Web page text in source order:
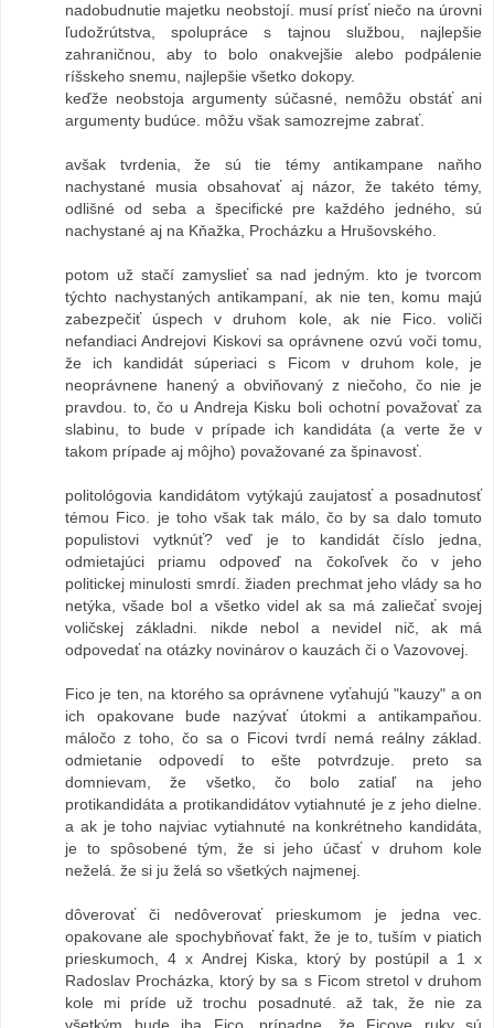
nadobudnutie majetku neobstojí. musí prísť niečo na úrovni
ľudožrútstva, spolupráce s tajnou službou, najlepšie
zahraničnou, aby to bolo onakvejšie alebo podpálenie
ríšskeho snemu, najlepšie všetko dokopy.
keďže neobstoja argumenty súčasné, nemôžu obstáť ani
argumenty budúce. môžu však samozrejme zabrať.
avšak tvrdenia, že sú tie témy antikampane naňho
nachystané musia obsahovať aj názor, že takéto témy,
odlišné od seba a špecifické pre každého jedného, sú
nachystané aj na Kňažka, Procházku a Hrušovského.
potom už stačí zamyslieť sa nad jedným. kto je tvorcom
týchto nachystaných antikampaní, ak nie ten, komu majú
zabezpečiť úspech v druhom kole, ak nie Fico. voliči
nefandiaci Andrejovi Kiskovi sa oprávnene ozvú voči tomu,
že ich kandidát súperiaci s Ficom v druhom kole, je
neoprávnene hanený a obviňovaný z niečoho, čo nie je
pravdou. to, čo u Andreja Kisku boli ochotní považovať za
slabinu, to bude v prípade ich kandidáta (a verte že v
takom prípade aj môjho) považované za špinavosť.
politológovia kandidátom vytýkajú zaujatosť a posadnutosť
témou Fico. je toho však tak málo, čo by sa dalo tomuto
populistovi vytknúť? veď je to kandidát číslo jedna,
odmietajúci priamu odpoveď na čokoľvek čo v jeho
politickej minulosti smrdí. žiaden prechmat jeho vlády sa ho
netýka, všade bol a všetko videl ak sa má zaliečať svojej
voličskej základni. nikde nebol a nevidel nič, ak má
odpovedať na otázky novinárov o kauzách či o Vazovovej.
Fico je ten, na ktorého sa oprávnene vyťahujú "kauzy" a on
ich opakovane bude nazývať útokmi a antikampaňou.
máločo z toho, čo sa o Ficovi tvrdí nemá reálny základ.
odmietanie odpovedí to ešte potvrdzuje. preto sa
domnievam, že všetko, čo bolo zatiaľ na jeho
protikandidáta a protikandidátov vytiahnuté je z jeho dielne.
a ak je toho najviac vytiahnuté na konkrétneho kandidáta,
je to spôsobené tým, že si jeho účasť v druhom kole
neželá. že si ju želá so všetkých najmenej.
dôverovať či nedôverovať prieskumom je jedna vec.
opakovane ale spochybňovať fakt, že je to, tuším v piatich
prieskumoch, 4 x Andrej Kiska, ktorý by postúpil a 1 x
Radoslav Procházka, ktorý by sa s Ficom stretol v druhom
kole mi príde už trochu posadnuté. až tak, že nie za